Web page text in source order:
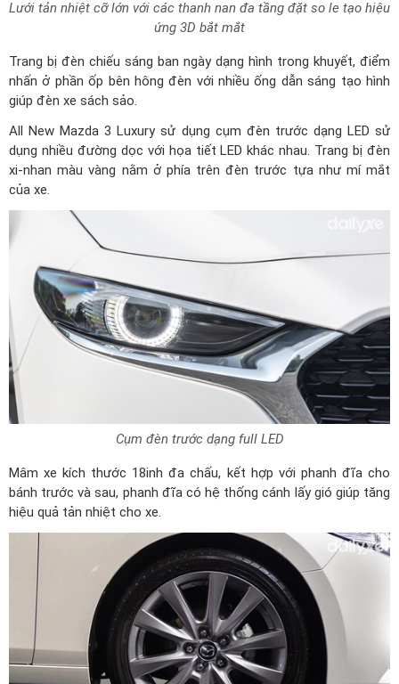
Lưới tản nhiệt cỡ lớn với các thanh nan đa tầng đặt so le tạo hiệu
ứng 3D bắt mắt
Trang bị đèn chiếu sáng ban ngày dạng hình trong khuyết, điểm
nhấn ở phần ốp bên hông đèn với nhiều ống dẫn sáng tạo hình
giúp đèn xe sách sảo.
All New Mazda 3 Luxury sử dụng cụm đèn trước dạng LED sử
dụng nhiều đường dọc với họa tiết LED khác nhau. Trang bị đèn
xi-nhan màu vàng nằm ở phía trên đèn trước tựa như mí mắt
của xe.
Cụm đèn trước dạng full LED
Mâm xe kích thước 18inh đa chấu, kết hợp với phanh đĩa cho
bánh trước và sau, phanh đĩa có hệ thống cánh lấy gió giúp tăng
hiệu quả tản nhiệt cho xe.